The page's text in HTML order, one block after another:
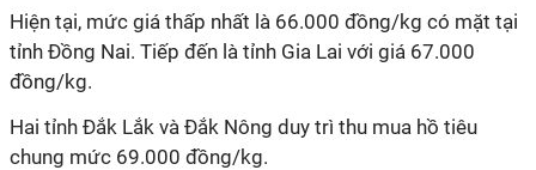
Hiện tại, mức giá thấp nhất là 66.000 đồng/kg có mặt tại
tỉnh Đồng Nai. Tiếp đến là tỉnh Gia Lai với giá 67.000
đồng/kg.
Hai tỉnh Đắk Lắk và Đắk Nông duy trì thu mua hồ tiêu
chung mức 69.000 đồng/kg.